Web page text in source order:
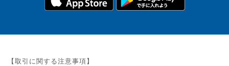
【取引に関する注意事項】